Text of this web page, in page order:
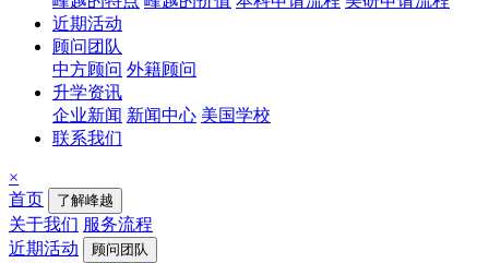
近期活动
顾问团队
中方顾问 外籍顾问
升学资讯
企业新闻 新闻中心 美国学校
联系我们
×
首页
了解峰越
关于我们 服务流程
近期活动
顾问团队